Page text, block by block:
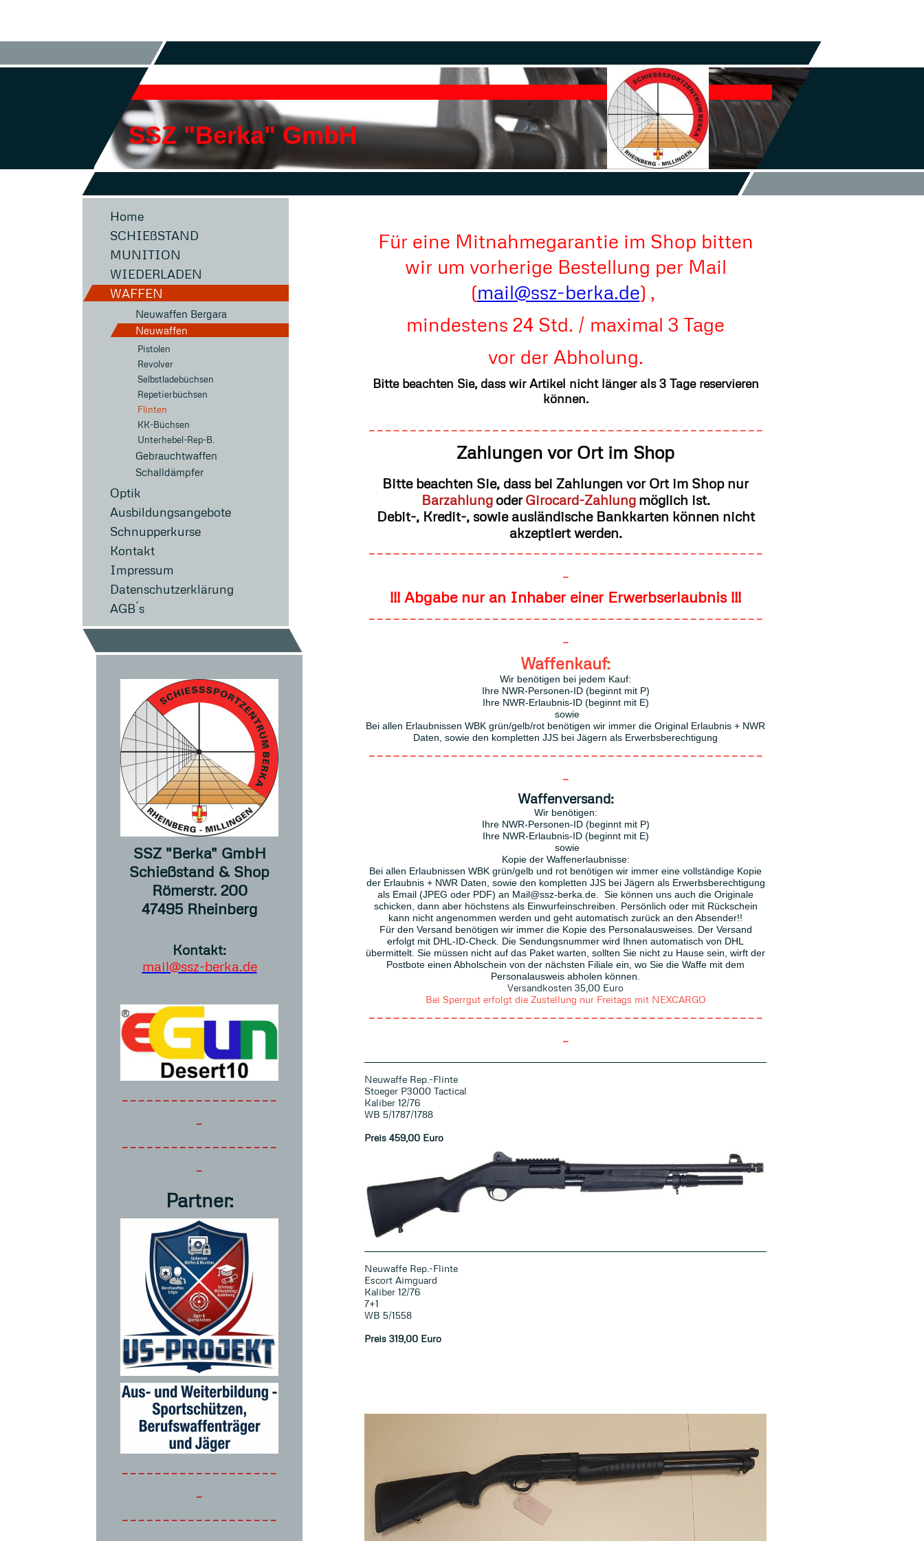
SSZ "Berka" GmbH
Home
SCHIEßSTAND
MUNITION
WIEDERLADEN
WAFFEN
Neuwaffen Bergara
Neuwaffen
Pistolen
Revolver
Selbstladebüchsen
Repetierbüchsen
Flinten
KK-Büchsen
Unterhebel-Rep-B.
Gebrauchtwaffen
Schalldämpfer
Optik
Ausbildungsangebote
Schnupperkurse
Kontakt
Impressum
Datenschutzerklärung
AGB´s
SSZ "Berka" GmbH
Schießstand & Shop
Römerstr. 200
47495 Rheinberg
Kontakt:
mail@ssz-berka.de
-------------------
-
-------------------
-
Partner:
-------------------
-
-------------------
Für eine Mitnahmegarantie im Shop bitten
wir um vorherige Bestellung per Mail
(mail@ssz-berka.de) ,
mindestens 24 Std. / maximal 3 Tage
vor der Abholung.
Bitte beachten Sie, dass wir Artikel nicht länger als 3 Tage reservieren
können.
------------------------------------------------
Zahlungen vor Ort im Shop
Bitte beachten Sie, dass bei Zahlungen vor Ort im Shop nur
Barzahlung oder Girocard-Zahlung möglich ist.
Debit-, Kredit-, sowie ausländische Bankkarten können nicht
akzeptiert werden.
------------------------------------------------
-
!!! Abgabe nur an Inhaber einer Erwerbserlaubnis !!!
------------------------------------------------
-
Waffenkauf:
Wir benötigen bei jedem Kauf:
Ihre NWR-Personen-ID (beginnt mit P)
Ihre NWR-Erlaubnis-ID (beginnt mit E)
sowie
Bei allen Erlaubnissen WBK grün/gelb/rot benötigen wir immer die Original Erlaubnis + NWR
Daten, sowie den kompletten JJS bei Jägern als Erwerbsberechtigung
------------------------------------------------
-
Waffenversand:
Wir benötigen:
Ihre NWR-Personen-ID (beginnt mit P)
Ihre NWR-Erlaubnis-ID (beginnt mit E)
sowie
Kopie der Waffenerlaubnisse:
Bei allen Erlaubnissen WBK grün/gelb und rot benötigen wir immer eine vollständige Kopie
der Erlaubnis + NWR Daten, sowie den kompletten JJS bei Jägern als Erwerbsberechtigung
als Email (JPEG oder PDF) an Mail@ssz-berka.de. Sie können uns auch die Originale
schicken, dann aber höchstens als Einwurfeinschreiben. Persönlich oder mit Rückschein
kann nicht angenommen werden und geht automatisch zurück an den Absender!!
Für den Versand benötigen wir immer die Kopie des Personalausweises. Der Versand
erfolgt mit DHL-ID-Check. Die Sendungsnummer wird Ihnen automatisch von DHL
übermittelt. Sie müssen nicht auf das Paket warten, sollten Sie nicht zu Hause sein, wirft der
Postbote einen Abholschein von der nächsten Filiale ein, wo Sie die Waffe mit dem
Personalausweis abholen können.
Versandkosten 35,00 Euro
Bei Sperrgut erfolgt die Zustellung nur Freitags mit NEXCARGO
------------------------------------------------
-
Neuwaffe Rep.-Flinte
Stoeger P3000 Tactical
Kaliber 12/76
WB 5/1787/1788
Preis 459,00 Euro
Neuwaffe Rep.-Flinte
Escort Aimguard
Kaliber 12/76
7+1
WB 5/1558
Preis 319,00 Euro